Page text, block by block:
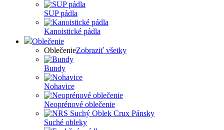
SUP pádla
Kanoistické pádla
Oblečenie
OblečenieZobraziť všetky
Bundy
Nohavice
Neoprénové oblečenie
Suché obleky